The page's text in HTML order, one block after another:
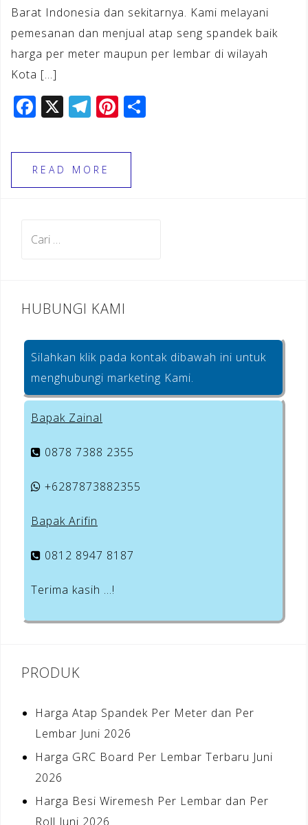
Barat Indonesia dan sekitarnya. Kami melayani
pemesanan dan menjual atap seng spandek baik
harga per meter maupun per lembar di wilayah
Kota […]
F
c
e
b
o
X T
e
gr
a
Pi
te
e
READ MORE
HUBUNGI KAMI
Silahkan klik pada kontak dibawah ini untuk
menghubungi marketing Kami.
Bapak Zainal
0878 7388 2355
+6287873882355
Bapak Arifin
0812 8947 8187
Terima kasih …!
PRODUK
Harga Atap Spandek Per Meter dan Per
Lembar Juni 2026
Harga GRC Board Per Lembar Terbaru Juni
2026
Harga Besi Wiremesh Per Lembar dan Per
Roll Juni 2026